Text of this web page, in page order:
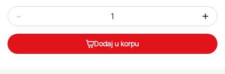
- +
Dodaj u korpu